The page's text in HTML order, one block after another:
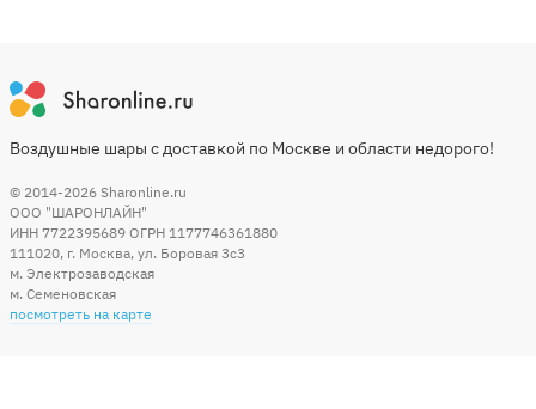
Воздушные шары с доставкой по Москве и области недорого!
© 2014-2026 Sharonline.ru
ООО "ШАРОНЛАЙН"
ИНН 7722395689 ОГРН 1177746361880
111020, г. Москва, ул. Боровая 3c3
м. Электрозаводская
м. Семеновская
посмотреть на карте